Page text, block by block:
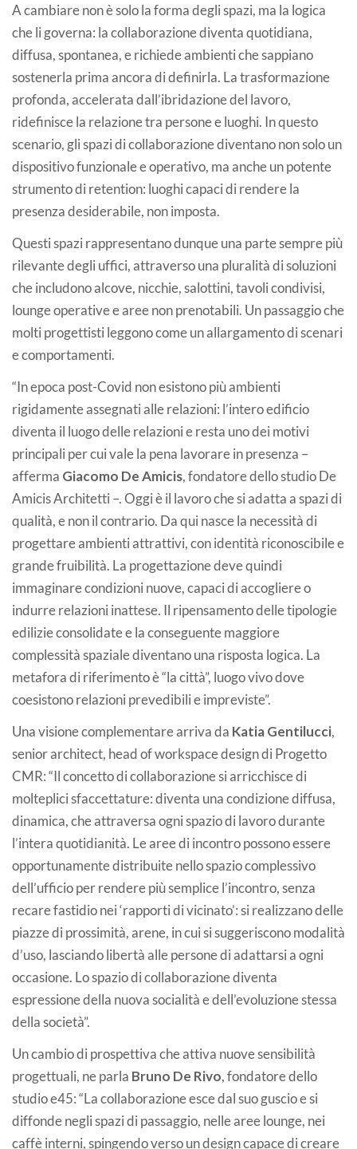
A cambiare non è solo la forma degli spazi, ma la logica
che li governa: la collaborazione diventa quotidiana,
diffusa, spontanea, e richiede ambienti che sappiano
sostenerla prima ancora di definirla. La trasformazione
profonda, accelerata dall’ibridazione del lavoro,
ridefinisce la relazione tra persone e luoghi. In questo
scenario, gli spazi di collaborazione diventano non solo un
dispositivo funzionale e operativo, ma anche un potente
strumento di retention: luoghi capaci di rendere la
presenza desiderabile, non imposta.
Questi spazi rappresentano dunque una parte sempre più
rilevante degli uffici, attraverso una pluralità di soluzioni
che includono alcove, nicchie, salottini, tavoli condivisi,
lounge operative e aree non prenotabili. Un passaggio che
molti progettisti leggono come un allargamento di scenari
e comportamenti.
“In epoca post-Covid non esistono più ambienti
rigidamente assegnati alle relazioni: l’intero edificio
diventa il luogo delle relazioni e resta uno dei motivi
principali per cui vale la pena lavorare in presenza –
afferma Giacomo De Amicis, fondatore dello studio De
Amicis Architetti –. Oggi è il lavoro che si adatta a spazi di
qualità, e non il contrario. Da qui nasce la necessità di
progettare ambienti attrattivi, con identità riconoscibile e
grande fruibilità. La progettazione deve quindi
immaginare condizioni nuove, capaci di accogliere o
indurre relazioni inattese. Il ripensamento delle tipologie
edilizie consolidate e la conseguente maggiore
complessità spaziale diventano una risposta logica. La
metafora di riferimento è “la città”, luogo vivo dove
coesistono relazioni prevedibili e impreviste”.
Una visione complementare arriva da Katia Gentilucci,
senior architect, head of workspace design di Progetto
CMR: “Il concetto di collaborazione si arricchisce di
molteplici sfaccettature: diventa una condizione diffusa,
dinamica, che attraversa ogni spazio di lavoro durante
l’intera quotidianità. Le aree di incontro possono essere
opportunamente distribuite nello spazio complessivo
dell’ufficio per rendere più semplice l’incontro, senza
recare fastidio nei ‘rapporti di vicinato’: si realizzano delle
piazze di prossimità, arene, in cui si suggeriscono modalità
d’uso, lasciando libertà alle persone di adattarsi a ogni
occasione. Lo spazio di collaborazione diventa
espressione della nuova socialità e dell’evoluzione stessa
della società”.
Un cambio di prospettiva che attiva nuove sensibilità
progettuali, ne parla Bruno De Rivo, fondatore dello
studio e45: “La collaborazione esce dal suo guscio e si
diffonde negli spazi di passaggio, nelle aree lounge, nei
caffè interni, spingendo verso un design capace di creare